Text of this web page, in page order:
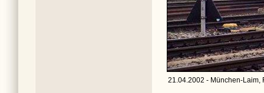
21.04.2002 - München-Laim,